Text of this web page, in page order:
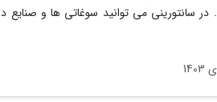
سانتورینی می توانید سوغاتی ها و صنایع